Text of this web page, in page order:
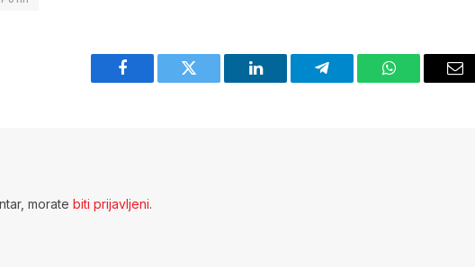
Facebook Twitter LinkedIn Telegram WhatsApp
morate biti prijavljeni.